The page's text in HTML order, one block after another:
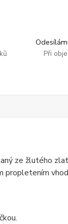
Při
ze žlutého